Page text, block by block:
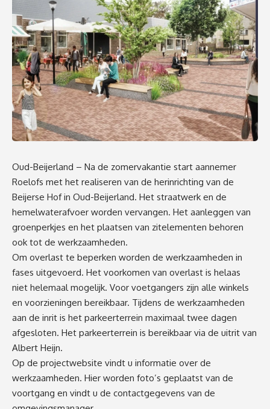
Oud-Beijerland – Na de zomervakantie start aannemer
Roelofs met het realiseren van de herinrichting van de
Beijerse Hof in Oud-Beijerland. Het straatwerk en de
hemelwaterafvoer worden vervangen. Het aanleggen van
groenperkjes en het plaatsen van zitelementen behoren
ook tot de werkzaamheden.
Om overlast te beperken worden de werkzaamheden in
fases uitgevoerd. Het voorkomen van overlast is helaas
niet helemaal mogelijk. Voor voetgangers zijn alle winkels
en voorzieningen bereikbaar. Tijdens de werkzaamheden
aan de inrit is het parkeerterrein maximaal twee dagen
afgesloten. Het parkeerterrein is bereikbaar via de uitrit van
Albert Heijn.
Op de projectwebsite vindt u informatie over de
werkzaamheden. Hier worden foto’s geplaatst van de
voortgang en vindt u de contactgegevens van de